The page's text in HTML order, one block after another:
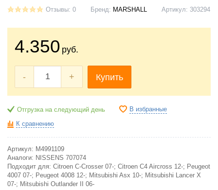
Отзывы: 0 Бренд: MARSHALL Артикул: 303294
4.350 руб.
- + Купить
Отгрузка на следующий день В избранные
К сравнению
Артикул: M4991109
Аналоги: NISSENS 707074
Подходит для: Citroen C-Crosser 07-; Citroen C4 Aircross 12-; Peugeot
4007 07-; Peugeot 4008 12-; Mitsubishi Asx 10-; Mitsubishi Lancer X
07-; Mitsubishi Outlander II 06-